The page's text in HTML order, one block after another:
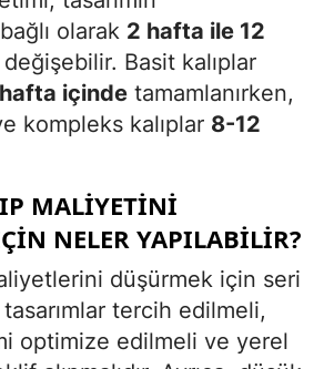
olarak 2 hafta ile 12
değişebilir. Basit kalıplar
içinde tamamlanırken,
kompleks kalıplar 8-12
MALIYETINI
NELER YAPILABILIR?
düşürmek için seri
tercih edilmeli,
optimize edilmeli ve yerel